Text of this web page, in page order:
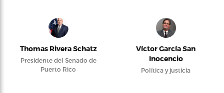
Thomas Rivera Schatz
Presidente del Senado de
Puerto Rico
Víctor García San
Inocencio
Política y justicia